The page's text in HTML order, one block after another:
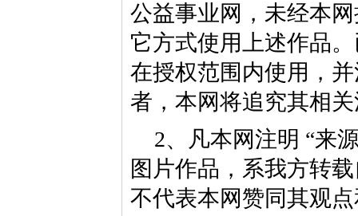
公益事业网，未经本
它方式使用上述作品
在授权范围内使用，
者，本网将追究其相
2、凡本网注明 “来
图片作品，系我方转
不代表本网赞同其观